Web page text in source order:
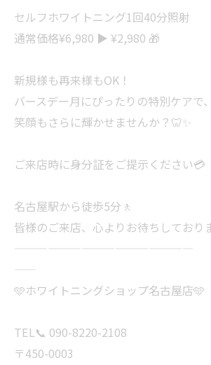
セルフホワイトニング1回40分照射
通常価格¥6,980 ▶︎ ¥2,980 🎁
新規様も再来様もOK！
バースデー月にぴったりの特別ケアで、
笑顔もさらに輝かせませんか？🦷✨
ご来店時に身分証をご提示ください💳
名古屋駅から徒歩5分🚶
皆様のご来店、心よりお待ちしており
🩵ホワイトニングショップ名古屋店🩵
TEL📞 090-8220-2108
〒450-0003